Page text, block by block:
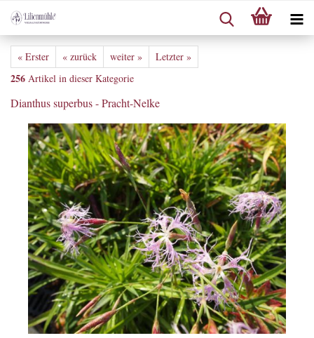
« Erster « zurück weiter » Letzter »
256 Artikel in dieser Kategorie
Dianthus superbus - Pracht-Nelke